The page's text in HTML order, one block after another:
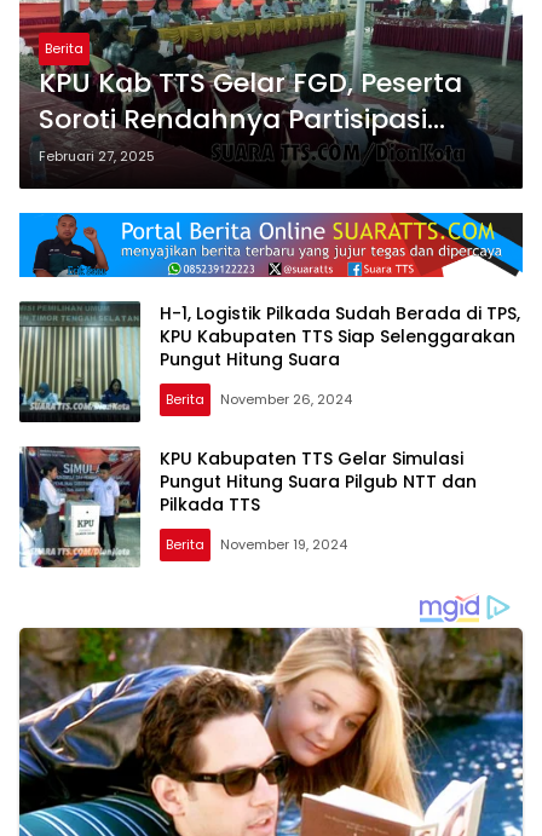
Berita
KPU Kab TTS Gelar FGD, Peserta
Soroti Rendahnya Partisipasi
Dalam Pilkada TTS 2024
Februari 27, 2025
H-1, Logistik Pilkada Sudah Berada di TPS,
KPU Kabupaten TTS Siap Selenggarakan
Pungut Hitung Suara
Berita November 26, 2024
KPU Kabupaten TTS Gelar Simulasi
Pungut Hitung Suara Pilgub NTT dan
Pilkada TTS
Berita November 19, 2024